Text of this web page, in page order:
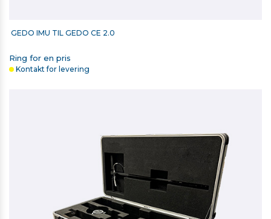
GEDO IMU TIL GEDO CE 2.0
Ring for en pris
Kontakt for levering